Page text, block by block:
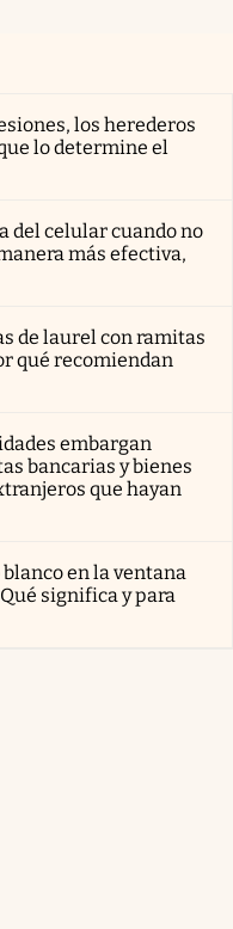
los herederos
lo determine el
del celular cuando no
más efectiva,
de laurel con ramitas
qué recomiendan
embargan
bancarias y bienes
que hayan
en la ventana
significa y para